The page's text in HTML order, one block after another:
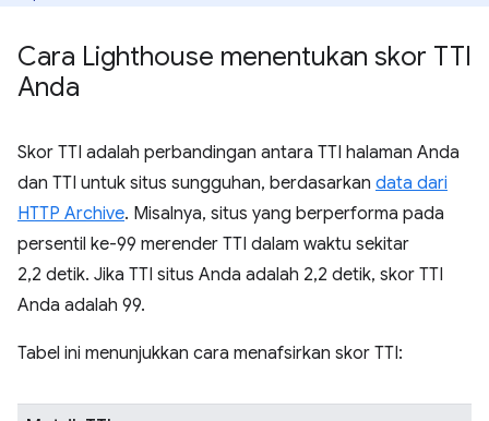
Cara Lighthouse menentukan skor TTI
Anda
Skor TTI adalah perbandingan antara TTI halaman Anda
dan TTI untuk situs sungguhan, berdasarkan data dari
HTTP Archive. Misalnya, situs yang berperforma pada
persentil ke-99 merender TTI dalam waktu sekitar
2,2 detik. Jika TTI situs Anda adalah 2,2 detik, skor TTI
Anda adalah 99.
Tabel ini menunjukkan cara menafsirkan skor TTI: